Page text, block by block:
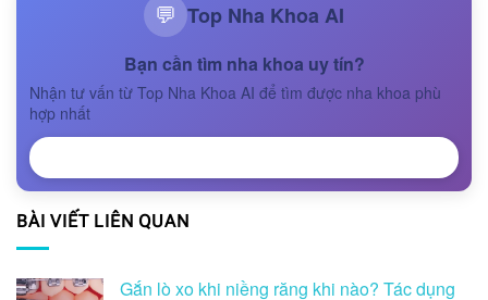
💬 Top Nha Khoa AI
Bạn cần tìm nha khoa uy tín?
Nhận tư vấn từ Top Nha Khoa AI để tìm được nha khoa phù
hợp nhất
BÀI VIẾT LIÊN QUAN
Gắn lò xo khi niềng răng khi nào? Tác dụng